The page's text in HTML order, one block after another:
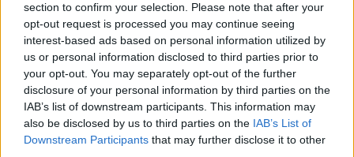
section to confirm your selection. Please note that after your
opt-out request is processed you may continue seeing
interest-based ads based on personal information utilized by
us or personal information disclosed to third parties prior to
your opt-out. You may separately opt-out of the further
disclosure of your personal information by third parties on the
IAB’s list of downstream participants. This information may
also be disclosed by us to third parties on the IAB’s List of
Downstream Participants that may further disclose it to other
9
9 partidos en abierto
100%
0 partidos de pago
0%